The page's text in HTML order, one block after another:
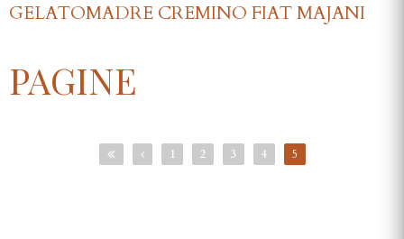
GELATOMADRE CREMINO FIAT MAJANI
PAGINE
1 2 3 4 5